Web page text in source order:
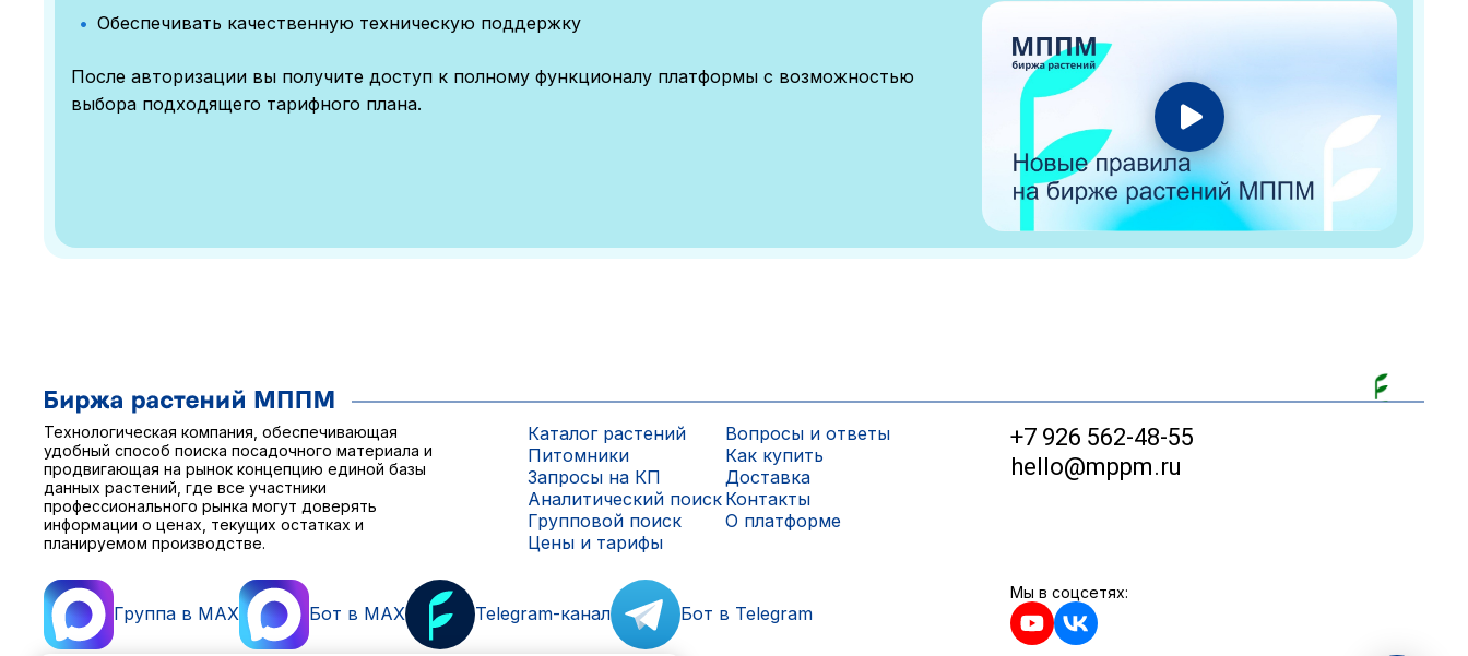
Обеспечивать качественную техническую поддержку
После авторизации вы получите доступ к полному функционалу платформы с возможностью
выбора подходящего тарифного плана.
Технологическая компания, обеспечивающая
удобный способ поиска посадочного материала и
продвигающая на рынок концепцию единой базы
данных растений, где все участники
профессионального рынка могут доверять
информации о ценах, текущих остатках и
планируемом производстве.
Каталог растений
Питомники
Запросы на КП
Аналитический поиск
Групповой поиск
Цены и тарифы
Вопросы и ответы
Как купить
Доставка
Контакты
О платформе
+7 926 562-48-55
hello@mppm.ru
Группа в MAX Бот в MAX Telegram-канал Бот в Telegram
Мы в соцсетях: